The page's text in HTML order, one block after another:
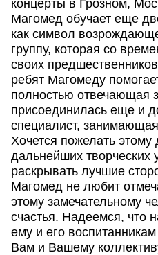
концерты в Грозном,
Магомед обучает еще
как символ
группу, которая со
своих
ребят Магомеду
полностью отвечающая
присоединилась еще и
специалист,
Хочется пожелать этому
дальнейших творческих
раскрывать лучшие
Магомед не любит
этому замечательному
счастья. Надеемся, что
ему и его
Вам и Вашему